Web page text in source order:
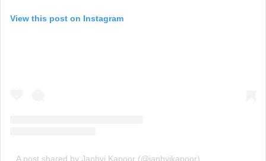
View this post on Instagram
A post shared by Janhvi Kapoor (@janhvikapoor)